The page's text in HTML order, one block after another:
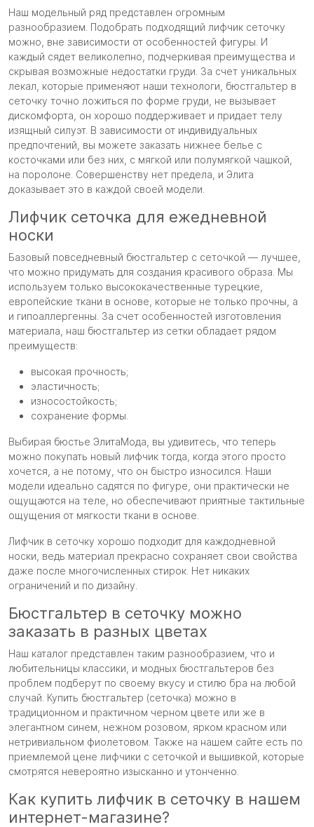
Наш модельный ряд представлен огромным
разнообразием. Подобрать подходящий лифчик сеточку
можно, вне зависимости от особенностей фигуры. И
каждый сядет великолепно, подчеркивая преимущества и
скрывая возможные недостатки груди. За счет уникальных
лекал, которые применяют наши технологи, бюстгальтер в
сеточку точно ложиться по форме груди, не вызывает
дискомфорта, он хорошо поддерживает и придает телу
изящный силуэт. В зависимости от индивидуальных
предпочтений, вы можете заказать нижнее белье с
косточками или без них, с мягкой или полумягкой чашкой,
на поролоне. Совершенству нет предела, и Элита
доказывает это в каждой своей модели.
Лифчик сеточка для ежедневной
носки
Базовый повседневный бюстгальтер с сеточкой — лучшее,
что можно придумать для создания красивого образа. Мы
используем только высококачественные турецкие,
европейские ткани в основе, которые не только прочны, а
и гипоаллергенны. За счет особенностей изготовления
материала, наш бюстгальтер из сетки обладает рядом
преимуществ:
высокая прочность;
эластичность;
износостойкость;
сохранение формы.
Выбирая бюстье ЭлитаМода, вы удивитесь, что теперь
можно покупать новый лифчик тогда, когда этого просто
хочется, а не потому, что он быстро износился. Наши
модели идеально садятся по фигуре, они практически не
ощущаются на теле, но обеспечивают приятные тактильные
ощущения от мягкости ткани в основе.
Лифчик в сеточку хорошо подходит для каждодневной
носки, ведь материал прекрасно сохраняет свои свойства
даже после многочисленных стирок. Нет никаких
ограничений и по дизайну.
Бюстгальтер в сеточку можно
заказать в разных цветах
Наш каталог представлен таким разнообразием, что и
любительницы классики, и модных бюстгальтеров без
проблем подберут по своему вкусу и стилю бра на любой
случай. Купить бюстгальтер (сеточка) можно в
традиционном и практичном черном цвете или же в
элегантном синем, нежном розовом, ярком красном или
нетривиальном фиолетовом. Также на нашем сайте есть по
приемлемой цене лифчики с сеточкой и вышивкой, которые
смотрятся невероятно изысканно и утонченно.
Как купить лифчик в сеточку в нашем
интернет-магазине?